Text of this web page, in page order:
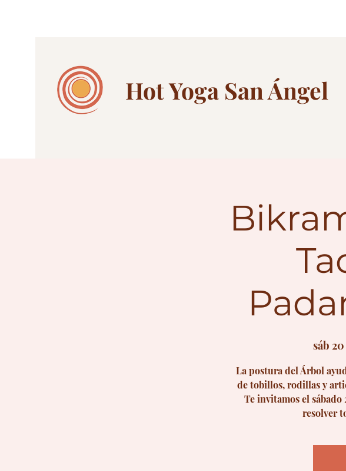
Hot Yoga San Ángel
sáb
La postura del Árbol
de tobillos, rodillas y
Te invitamos el
resolver